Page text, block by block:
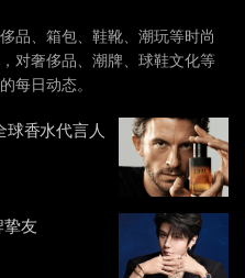
品、箱包、鞋靴、潮玩等时尚
对奢侈品、潮牌、球鞋文化等
每日动态。
球香水代言人
挚友